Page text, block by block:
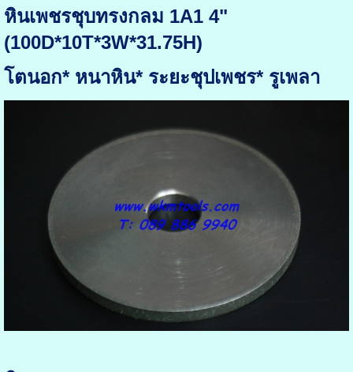
หินเพชรชุบทรงกลม 1A1 4"
(100D*10T*3W*31.75H)
โตนอก* หนาหิน* ระยะชุปเพชร* รูเพลา